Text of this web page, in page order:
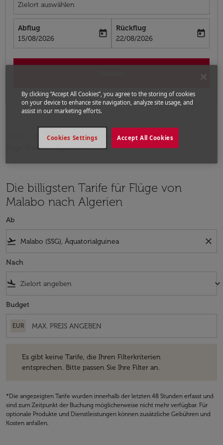
Zielort auswählen
Abflug
fc-booking-departure-date-aria-label
15/08/2026
today
Rückflug
fc-booking-return-date-aria-label
22/08/2026
today
Flüge
Flüge nach Algerien
Flüge Malabo - Algerien
Die billigsten Tarife für Flüge von
Malabo nach Algerien
Ab
flight_takeoff close
Nach
flight_land keyboard_arrow_down
Budget
EUR
Es gibt keine Tarife, die Ihren Filterkriterien
entsprechen. Bitte passen Sie Ihre Filter an.
*Die angezeigten Tarife wurden innerhalb der letzten 48 Stunden erfasst und
sind zum Zeitpunkt der Buchung möglicherweise nicht mehr verfügbar. Für
optionale Produkte und Dienstleistungen können zusätzliche Gebühren und
Kosten anfallen.
By clicking “Accept All Cookies”, you agree to the storing of cookies
on your device to enhance site navigation, analyze site usage, and
assist in our marketing efforts.
Accept All Cookies
Cookies Settings